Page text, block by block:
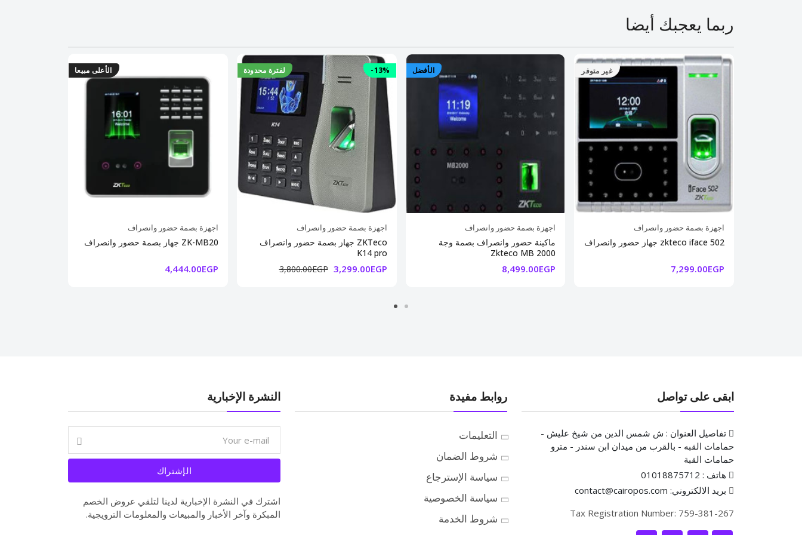
ربما يعجبك أيضا
الأعلى مبيعا
اجهزة بصمة حضور وانصراف
جهاز بصمة حضور وانصراف ZK-MB20
4,444.00EGP
لفترة محدودة -13%
-13%
اجهزة بصمة حضور وانصراف
جهاز بصمة حضور وانصراف ZKTeco
K14 pro
3,800.00EGP 3,299.00EGP
الأفضل
اجهزة بصمة حضور وانصراف
ماكينة حضور وانصراف بصمة وجة
Zkteco MB 2000
8,499.00EGP
غير متوفر
اجهزة بصمة حضور وانصراف
جهاز حضور وانصراف zkteco iface 502
7,299.00EGP
ابقى على تواصل
تفاصيل العنوان : ش شمس الدين من شيخ عليش -
حمامات القبه - بالقرب من ميدان ابن سندر - مترو
حمامات القبة
هاتف : 01018875712
بريد الالكتروني: contact@cairopos.com
Tax Registration Number: 759-381-267
روابط مفيدة
التعليمات
شروط الضمان
سياسة الإسترجاع
سياسة الخصوصية
شروط الخدمة
النشرة الإخبارية
الإشتراك
اشترك في النشرة الإخبارية لدينا لتلقي عروض الخصم
المبكرة وآخر الأخبار والمبيعات والمعلومات الترويجية.